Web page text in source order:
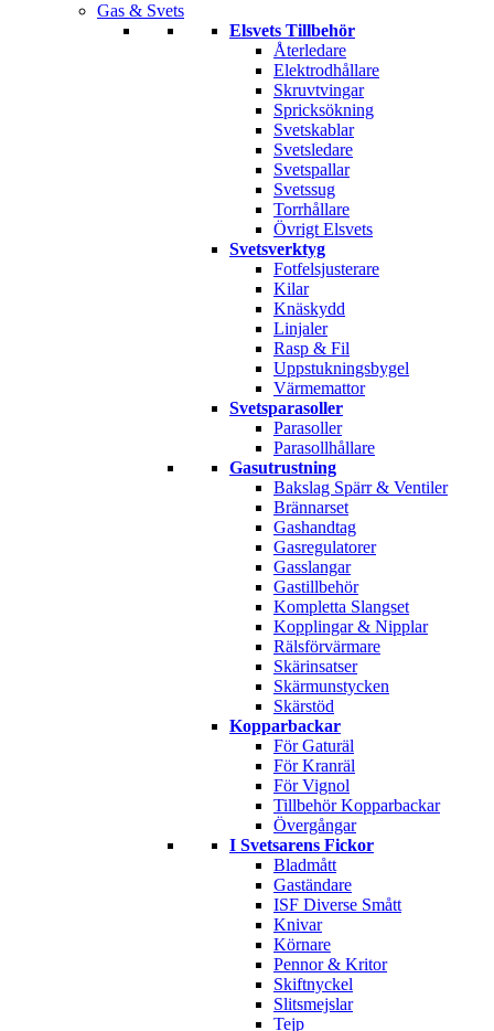
Gas & Svets
Elsvets Tillbehör
Återledare
Elektrodhållare
Skruvtvingar
Spricksökning
Svetskablar
Svetsledare
Svetspallar
Svetssug
Torrhållare
Övrigt Elsvets
Svetsverktyg
Fotfelsjusterare
Kilar
Knäskydd
Linjaler
Rasp & Fil
Uppstukningsbygel
Värmemattor
Svetsparasoller
Parasoller
Parasollhållare
Gasutrustning
Bakslag Spärr & Ventiler
Brännarset
Gashandtag
Gasregulatorer
Gasslangar
Gastillbehör
Kompletta Slangset
Kopplingar & Nipplar
Rälsförvärmare
Skärinsatser
Skärmunstycken
Skärstöd
Kopparbackar
För Gaturäl
För Kranräl
För Vignol
Tillbehör Kopparbackar
Övergångar
I Svetsarens Fickor
Bladmått
Gaständare
ISF Diverse Smått
Knivar
Körnare
Pennor & Kritor
Skiftnyckel
Slitsmejslar
Tejp